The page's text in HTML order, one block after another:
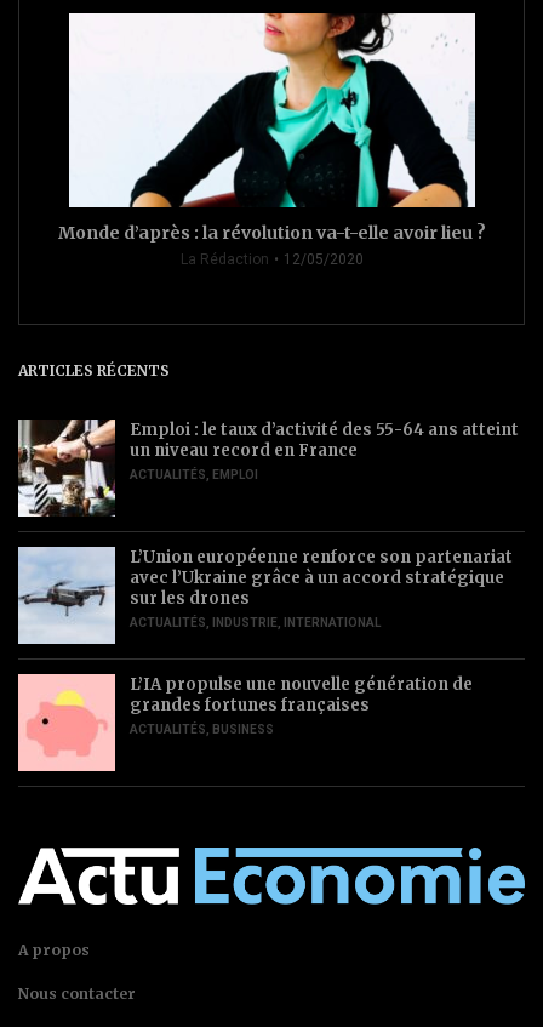
Monde d’après : la révolution va-t-elle avoir lieu ?
La Rédaction 12/05/2020
ARTICLES RÉCENTS
Emploi : le taux d’activité des 55-64 ans atteint
un niveau record en France
ACTUALITÉS EMPLOI
L’Union européenne renforce son partenariat
avec l’Ukraine grâce à un accord stratégique
sur les drones
ACTUALITÉS INDUSTRIE INTERNATIONAL
L’IA propulse une nouvelle génération de
grandes fortunes françaises
ACTUALITÉS BUSINESS
A propos
Nous contacter